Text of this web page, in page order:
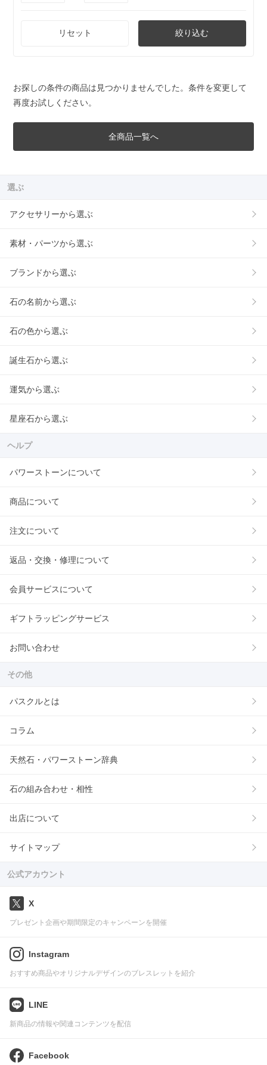
リセット 絞り込む
お探しの条件の商品は見つかりませんでした。条件を変更して
再度お試しください。
全商品一覧へ
選ぶ
アクセサリーから選ぶ
素材・パーツから選ぶ
ブランドから選ぶ
石の名前から選ぶ
石の色から選ぶ
誕生石から選ぶ
運気から選ぶ
星座石から選ぶ
ヘルプ
パワーストーンについて
商品について
注文について
返品・交換・修理について
会員サービスについて
ギフトラッピングサービス
お問い合わせ
その他
パスクルとは
コラム
天然石・パワーストーン辞典
石の組み合わせ・相性
出店について
サイトマップ
公式アカウント
X
プレゼント企画や期間限定のキャンペーンを開催
Instagram
おすすめ商品やオリジナルデザインのブレスレットを紹介
LINE
新商品の情報や関連コンテンツを配信
Facebook